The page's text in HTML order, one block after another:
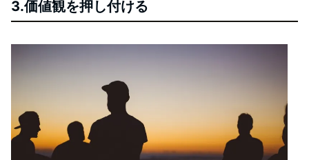
3.価値観を押し付ける